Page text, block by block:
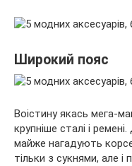
Широкий пояс
Воістину якась мега-
крупніше сталі і
майже нагадують
тільки з сукнями, але і